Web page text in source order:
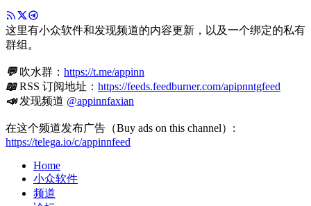
这里有小众软件和发现频道的内容更新，以及一个绑定的私有
群组。
💬吹水群： https://t.me/appinn
📖RSS 订阅地址： https://feeds.feedburner.com/apipnntgfeed
📣发现频道 @appinnfaxian
在这个频道发布广告（Buy ads on this channel）:
https://telega.io/c/appinnfeed
Home
小众软件
频道